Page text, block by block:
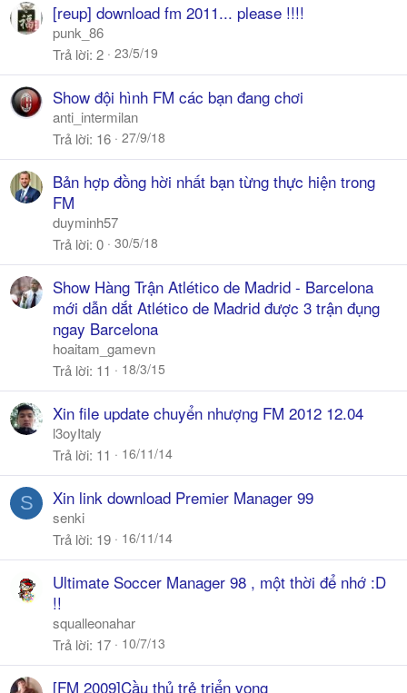
[reup] download fm 2011... please !!!!
punk_86
Trả lời 2 23/5/19
Show đội hình FM các bạn đang chơi
anti_intermilan
Trả lời 16 27/9/18
Bản hợp đồng hời nhất bạn từng thực hiện trong
FM
duyminh57
Trả lời 0 30/5/18
Show Hàng Trận Atlético de Madrid - Barcelona
mới dẫn dắt Atlético de Madrid được 3 trận đụng
ngay Barcelona
hoaitam_gamevn
Trả lời 11 18/3/15
Xin file update chuyển nhượng FM 2012 12.04
l3oyItaly
Trả lời 11 16/11/14
S Xin link download Premier Manager 99
senki
Trả lời 19 16/11/14
Ultimate Soccer Manager 98 , một thời để nhớ :D
!!
squalleonahar
Trả lời 17 10/7/13
[FM 2009]Cầu thủ trẻ triển vọng